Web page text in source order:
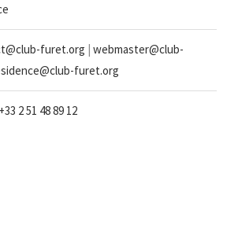
furet.org | webmaster@club-
furet.org
+33 2 51 48 89 12